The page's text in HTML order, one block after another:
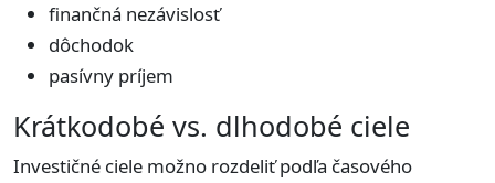
finančná nezávislosť
dôchodok
pasívny príjem
Krátkodobé vs. dlhodobé ciele
Investičné ciele možno rozdeliť podľa časového